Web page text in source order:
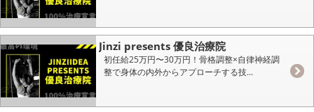
Jinzi presents 優良治療院
初任給25万円〜30万円！骨格調整×自律神経調
整で身体の内外からアプローチする技...